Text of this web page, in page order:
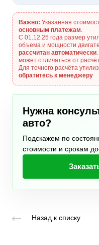
Важно: Указанная
основным платежам.
С 01.12.25 года размер
объема и мощности
рассчитан автоматически
может отличаться от
Для точного расчёта
обратитесь к менеджеру
Нужна
авто?
Подскажем по
стоимости и срокам
Назад к списку